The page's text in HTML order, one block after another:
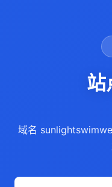
站
域名